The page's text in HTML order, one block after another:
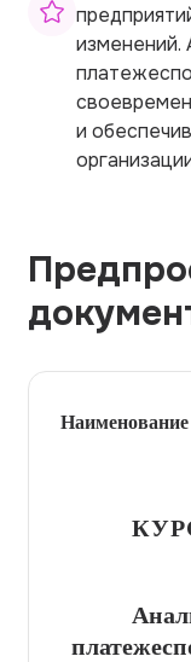
изменений.
и
Наименование